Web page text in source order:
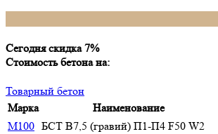
Сегодня скидка7%
Стоимость бетона на:
Товарный бетон
Марка
Наименование
М100 БСТ В7,5 (гравий) П1-П4 F50 W2